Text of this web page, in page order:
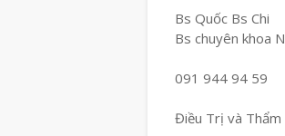
Bs Quốc Bs Chi
Bs chuyên khoa
091 944 94 59
Điều Trị và Thẩm